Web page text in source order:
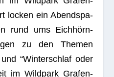
locken ein Abend­spa­
rund ums Eich­hörn­
zu den The­men
“Win­ter­schlaf oder
im Wild­park Gra­fen­